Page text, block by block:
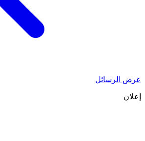
عرض الرسائل
إعلان